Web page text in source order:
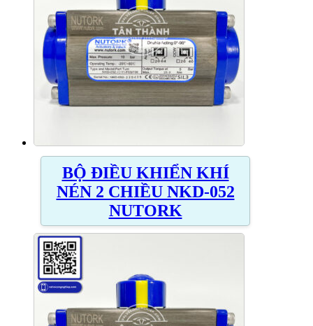
BỘ ĐIỀU KHIỂN KHÍ
NÉN 2 CHIỀU NKD-052
NUTORK